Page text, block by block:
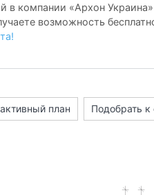
в компании «Архон
возможность
план Подобрать к